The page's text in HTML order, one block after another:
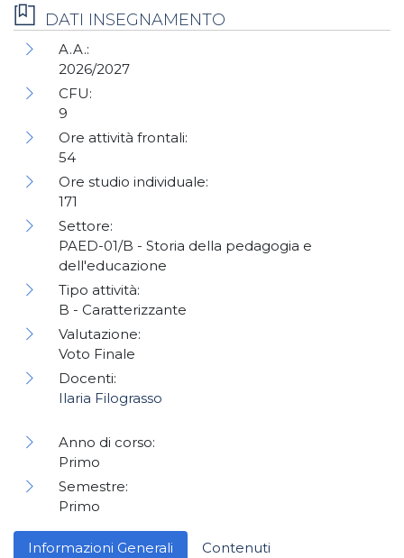
Informazioni Generali
Contenuti
DATI INSEGNAMENTO
A.A.:
2026/2027
CFU:
9
Ore attività frontali:
54
Ore studio individuale:
171
Settore:
PAED-01/B - Storia della pedagogia e
dell'educazione
Tipo attività:
B - Caratterizzante
Valutazione:
Voto Finale
Docenti:
Ilaria Filograsso
Anno di corso:
Primo
Semestre:
Primo